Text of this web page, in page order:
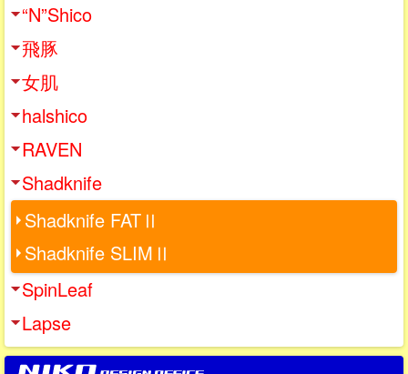
“N”Shico
飛豚
女肌
halshico
RAVEN
Shadknife
Shadknife FATⅡ
Shadknife SLIMⅡ
SpinLeaf
Lapse